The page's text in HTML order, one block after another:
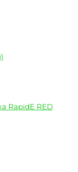
RapidE RED